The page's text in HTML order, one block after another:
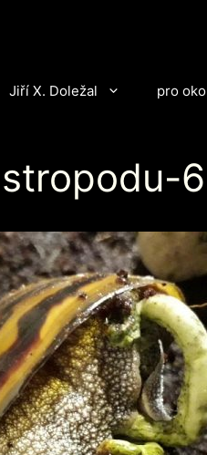
Jiří X. Doležal pro oko
6